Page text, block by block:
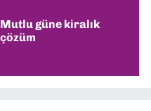
Mutlu güne kiralık
çözüm